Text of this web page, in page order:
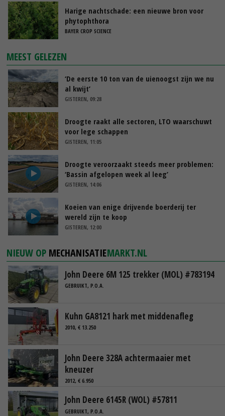
Harige nachtschade: een nieuwe bron voor
phytophthora
BAYER CROP SCIENCE
MEEST GELEZEN
‘De eerste 10 ton van de uienoogst zijn we nu
al kwijt’
GISTEREN, 09:28
Droogte raakt alle sectoren, LTO waarschuwt
voor lege schappen
GISTEREN, 11:05
Droogte veroorzaakt steeds meer problemen:
‘Bassin afgelopen week al leeg’
GISTEREN, 14:06
Koeien van enige drijvende boerderij ter
wereld zijn te koop
GISTEREN, 12:00
NIEUW OP MECHANISATIEMARKT.NL
John Deere 6M 125 trekker (MOL) #783194
GEBRUIKT, P.O.A.
Kuhn GA8121 hark met middenafleg
2010, € 13.250
John Deere 328A achtermaaier met
kneuzer
2012, € 6.950
John Deere 6145R (WOL) #57811
GEBRUIKT, P.O.A.